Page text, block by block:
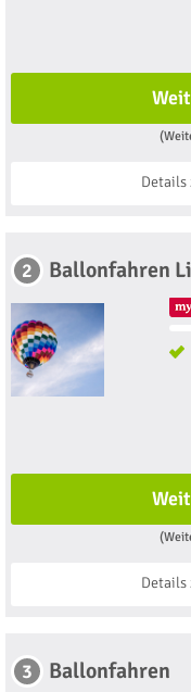
Details
2 Ballonfahren
Details
3 Ballonfahren